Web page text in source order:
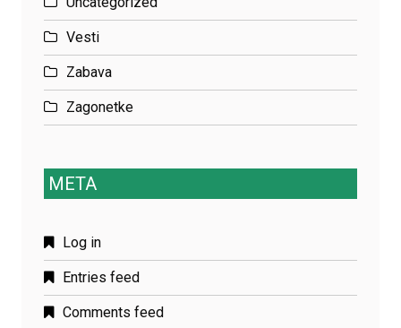
Vesti
Zabava
Zagonetke
META
Log in
Entries feed
Comments feed